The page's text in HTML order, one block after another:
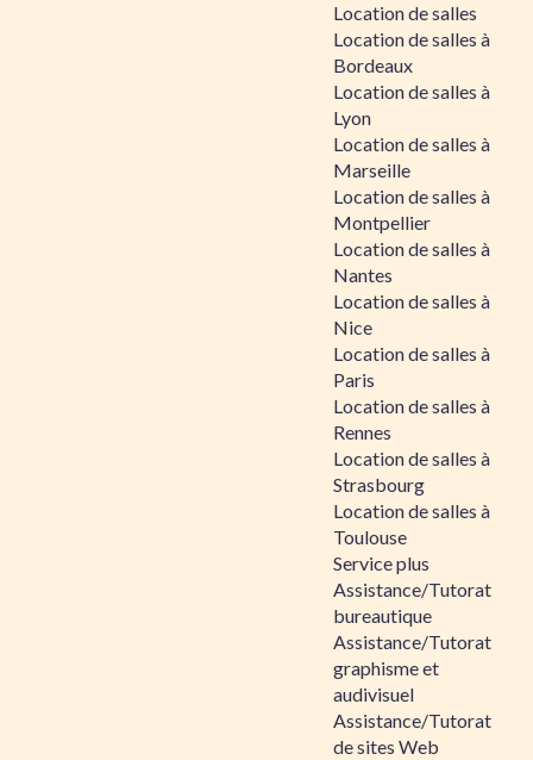
Location de salles
Location de salles à
Bordeaux
Location de salles à
Lyon
Location de salles à
Marseille
Location de salles à
Montpellier
Location de salles à
Nantes
Location de salles à
Nice
Location de salles à
Paris
Location de salles à
Rennes
Location de salles à
Strasbourg
Location de salles à
Toulouse
Service plus
Assistance/Tutorat
bureautique
Assistance/Tutorat
graphisme et
audivisuel
Assistance/Tutorat
de sites Web